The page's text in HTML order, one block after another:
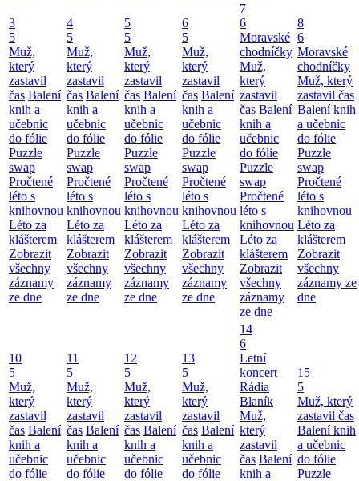
3
5
Muž,
který
zastavil
čas Balení
knih a
učebnic
do fólie
Puzzle
swap
Pročtené
léto s
knihovnou
Léto za
klášterem
Zobrazit
všechny
záznamy
ze dne
4
5
Muž,
který
zastavil
čas Balení
knih a
učebnic
do fólie
Puzzle
swap
Pročtené
léto s
knihovnou
Léto za
klášterem
Zobrazit
všechny
záznamy
ze dne
5
5
Muž,
který
zastavil
čas Balení
knih a
učebnic
do fólie
Puzzle
swap
Pročtené
léto s
knihovnou
Léto za
klášterem
Zobrazit
všechny
záznamy
ze dne
6
5
Muž,
který
zastavil
čas Balení
knih a
učebnic
do fólie
Puzzle
swap
Pročtené
léto s
knihovnou
Léto za
klášterem
Zobrazit
všechny
záznamy
ze dne
7
6
Moravské
chodníčky
Muž,
který
zastavil
čas Balení
knih a
učebnic
do fólie
Puzzle
swap
Pročtené
léto s
knihovnou
Léto za
klášterem
Zobrazit
všechny
záznamy
ze dne
8
6
Moravské
chodníčky
Muž, který
zastavil čas
Balení knih
a učebnic
do fólie
Puzzle
swap
Pročtené
léto s
knihovnou
Léto za
klášterem
Zobrazit
všechny
záznamy ze
dne
10
5
Muž,
který
zastavil
čas Balení
knih a
učebnic
do fólie
11
5
Muž,
který
zastavil
čas Balení
knih a
učebnic
do fólie
12
5
Muž,
který
zastavil
čas Balení
knih a
učebnic
do fólie
13
5
Muž,
který
zastavil
čas Balení
knih a
učebnic
do fólie
14
6
Letní
koncert
Rádia
Blaník
Muž,
který
zastavil
čas Balení
knih a
15
5
Muž, který
zastavil čas
Balení knih
a učebnic
do fólie
Puzzle